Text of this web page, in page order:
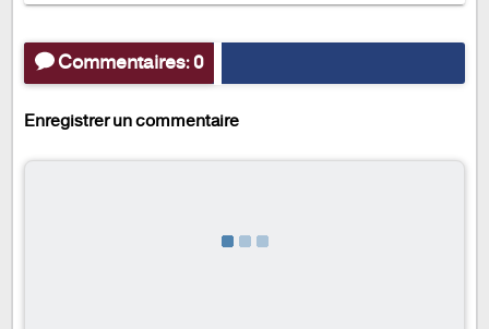
Commentaires: 0
Enregistrer un commentaire